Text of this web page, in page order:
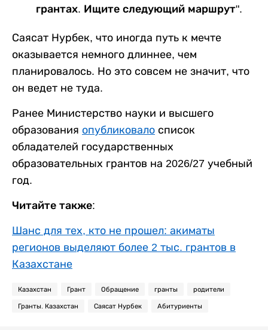
грантах. Ищите следующий маршрут".
Саясат Нурбек, что иногда путь к мечте
оказывается немного длиннее, чем
планировалось. Но это совсем не значит, что
он ведет не туда.
Ранее Министерство науки и высшего
образования опубликовало список
обладателей государственных
образовательных грантов на 2026/27 учебный
год.
Читайте также:
Шанс для тех, кто не прошел: акиматы
регионов выделяют более 2 тыс. грантов в
Казахстане
Казахстан Грант Обращение гранты родители
Гранты. Казахстан Саясат Нурбек Абитуриенты